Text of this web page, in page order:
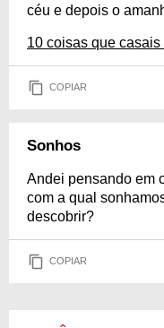
céu e depois o
10 coisas que
COPIAR
Sonhos
Andei pensando em
com a qual
descobrir?
COPIAR